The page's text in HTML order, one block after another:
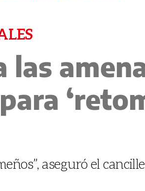
las
aseguró el